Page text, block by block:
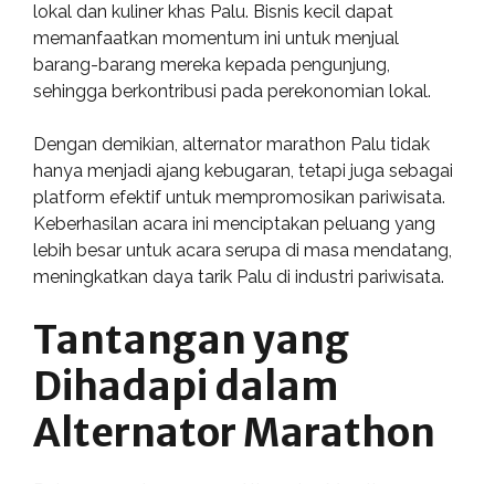
lokal dan kuliner khas Palu. Bisnis kecil dapat
memanfaatkan momentum ini untuk menjual
barang-barang mereka kepada pengunjung,
sehingga berkontribusi pada perekonomian lokal.
Dengan demikian, alternator marathon Palu tidak
hanya menjadi ajang kebugaran, tetapi juga sebagai
platform efektif untuk mempromosikan pariwisata.
Keberhasilan acara ini menciptakan peluang yang
lebih besar untuk acara serupa di masa mendatang,
meningkatkan daya tarik Palu di industri pariwisata.
Tantangan yang
Dihadapi dalam
Alternator Marathon